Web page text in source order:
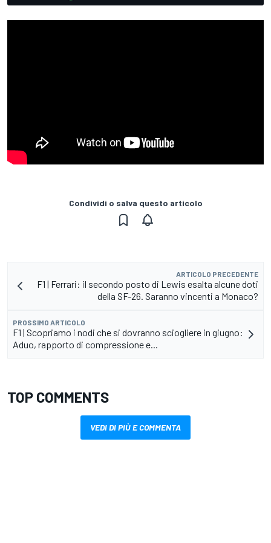
Condividi o salva questo articolo
ARTICOLO PRECEDENTE
F1 | Ferrari: il secondo posto di Lewis esalta alcune doti
della SF-26. Saranno vincenti a Monaco?
PROSSIMO ARTICOLO
F1 | Scopriamo i nodi che si dovranno sciogliere in giugno:
Aduo, rapporto di compressione e...
TOP COMMENTS
VEDI DI PIÙ E COMMENTA